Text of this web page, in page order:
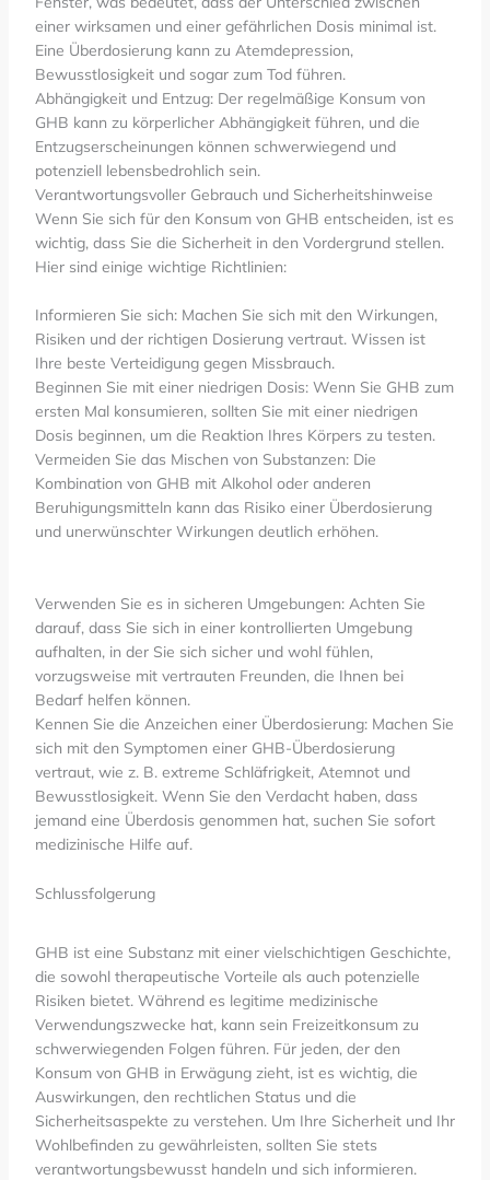
einer wirksamen und einer gefährlichen Dosis minimal ist.
Eine Überdosierung kann zu Atemdepression,
Bewusstlosigkeit und sogar zum Tod führen.
Abhängigkeit und Entzug: Der regelmäßige Konsum von
GHB kann zu körperlicher Abhängigkeit führen, und die
Entzugserscheinungen können schwerwiegend und
potenziell lebensbedrohlich sein.
Verantwortungsvoller Gebrauch und Sicherheitshinweise
Wenn Sie sich für den Konsum von GHB entscheiden, ist es
wichtig, dass Sie die Sicherheit in den Vordergrund stellen.
Hier sind einige wichtige Richtlinien:
Informieren Sie sich: Machen Sie sich mit den Wirkungen,
Risiken und der richtigen Dosierung vertraut. Wissen ist
Ihre beste Verteidigung gegen Missbrauch.
Beginnen Sie mit einer niedrigen Dosis: Wenn Sie GHB zum
ersten Mal konsumieren, sollten Sie mit einer niedrigen
Dosis beginnen, um die Reaktion Ihres Körpers zu testen.
Vermeiden Sie das Mischen von Substanzen: Die
Kombination von GHB mit Alkohol oder anderen
Beruhigungsmitteln kann das Risiko einer Überdosierung
und unerwünschter Wirkungen deutlich erhöhen.
Verwenden Sie es in sicheren Umgebungen: Achten Sie
darauf, dass Sie sich in einer kontrollierten Umgebung
aufhalten, in der Sie sich sicher und wohl fühlen,
vorzugsweise mit vertrauten Freunden, die Ihnen bei
Bedarf helfen können.
Kennen Sie die Anzeichen einer Überdosierung: Machen Sie
sich mit den Symptomen einer GHB-Überdosierung
vertraut, wie z. B. extreme Schläfrigkeit, Atemnot und
Bewusstlosigkeit. Wenn Sie den Verdacht haben, dass
jemand eine Überdosis genommen hat, suchen Sie sofort
medizinische Hilfe auf.
Schlussfolgerung
GHB ist eine Substanz mit einer vielschichtigen Geschichte,
die sowohl therapeutische Vorteile als auch potenzielle
Risiken bietet. Während es legitime medizinische
Verwendungszwecke hat, kann sein Freizeitkonsum zu
schwerwiegenden Folgen führen. Für jeden, der den
Konsum von GHB in Erwägung zieht, ist es wichtig, die
Auswirkungen, den rechtlichen Status und die
Sicherheitsaspekte zu verstehen. Um Ihre Sicherheit und Ihr
Wohlbefinden zu gewährleisten, sollten Sie stets
verantwortungsbewusst handeln und sich informieren.